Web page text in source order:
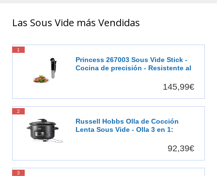
Las Sous Vide más Vendidas
1
Princess 267003 Sous Vide Stick -
Cocina de precisión - Resistente al
145,99€
2
Russell Hobbs Olla de Cocción
Lenta Sous Vide - Olla 3 en 1:
Medidor Temperatura, Pantalla
Digital LED, 6 Raciones, Recipiente
Extraíble de Cerámica, Negro -
25630-56
92,39€
3